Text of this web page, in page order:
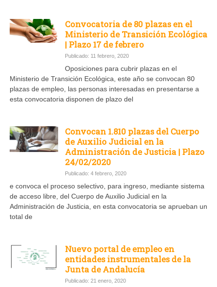
Convocatoria de 80 plazas en el
Ministerio de Transición Ecológica
| Plazo 17 de febrero
Publicado: 11 febrero, 2020
Oposiciones para cubrir plazas en el
Ministerio de Transición Ecológica, este año se convocan 80
plazas de empleo, las personas interesadas en presentarse a
esta convocatoria disponen de plazo del
Convocan 1.810 plazas del Cuerpo
de Auxilio Judicial en la
Administración de Justicia | Plazo
24/02/2020
Publicado: 4 febrero, 2020
e convoca el proceso selectivo, para ingreso, mediante sistema
de acceso libre, del Cuerpo de Auxilio Judicial en la
Administración de Justicia, en esta convocatoria se aprueban un
total de
Nuevo portal de empleo en
entidades instrumentales de la
Junta de Andalucía
Publicado: 21 enero, 2020